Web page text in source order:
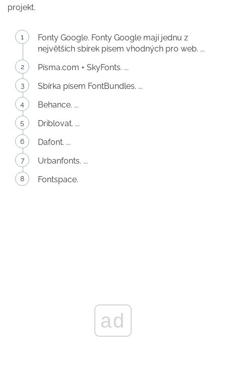
projekt.
Fonty Google. Fonty Google mají jednu z
největších sbírek písem vhodných pro web. ...
Písma.com + SkyFonts. ...
Sbírka písem FontBundles. ...
Behance. ...
Driblovat. ...
Dafont. ...
Urbanfonts. ...
Fontspace.
ad